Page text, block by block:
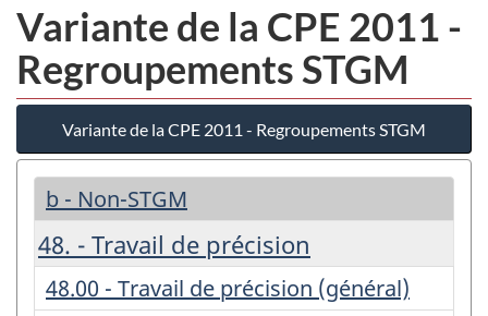
Variante de la CPE 2011 -
Regroupements STGM
Variante de la CPE 2011 - Regroupements STGM
b - Non-STGM
48. - Travail de précision
48.00 - Travail de précision (général)